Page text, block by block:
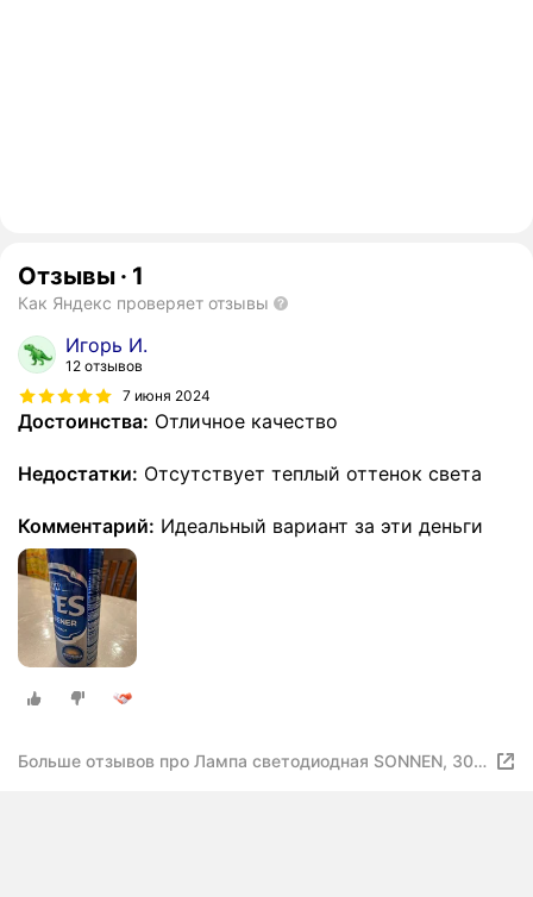
Отзывы · 1
Как Яндекс проверяет отзывы
Игорь И.
12 отзывов
7 июня 2024
Достоинства: Отличное качество
Недостатки: Отсутствует теплый оттенок света
Комментарий: Идеальный вариант за эти деньги
Больше отзывов про Лампа светодиодная SONNEN, 30